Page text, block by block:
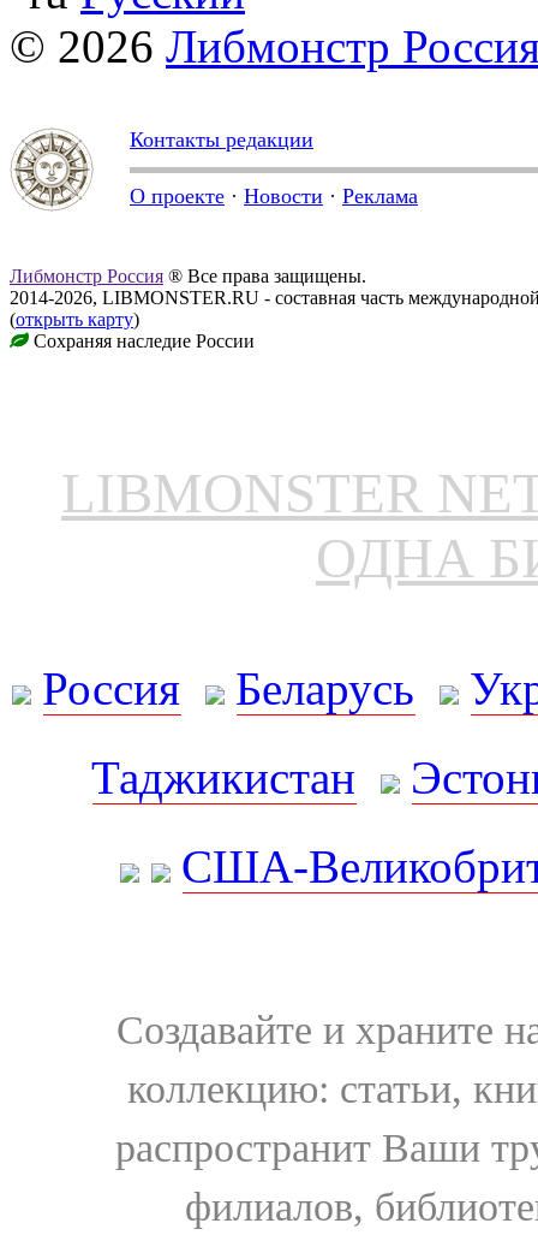
© 2026 Либмонстр
Контакты редакции
О проекте · Новости · Реклама
Либмонстр Россия ® Все права защищены.
2014-2026, LIBMONSTER.RU - составная часть
(открыть карту)
Сохраняя наследие России
LIBMONSTER
ОДНА
Россия Беларусь
Таджикистан
США-
Создавайте и храните
коллекцию: статьи,
распространит Ваши
филиалов,